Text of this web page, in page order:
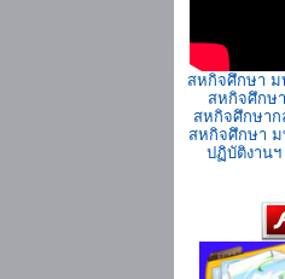
สหกิจศึกษา ม
สหกิจศึกษ
สหกิจศึกษาก
สหกิจศึกษา ม
ปฏิบัติงานฯ